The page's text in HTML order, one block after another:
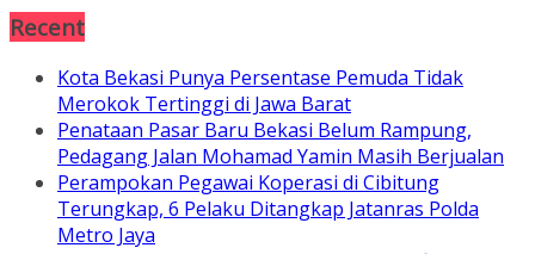
Recent
Kota Bekasi Punya Persentase Pemuda Tidak
Merokok Tertinggi di Jawa Barat
Penataan Pasar Baru Bekasi Belum Rampung,
Pedagang Jalan Mohamad Yamin Masih Berjualan
Perampokan Pegawai Koperasi di Cibitung
Terungkap, 6 Pelaku Ditangkap Jatanras Polda
Metro Jaya